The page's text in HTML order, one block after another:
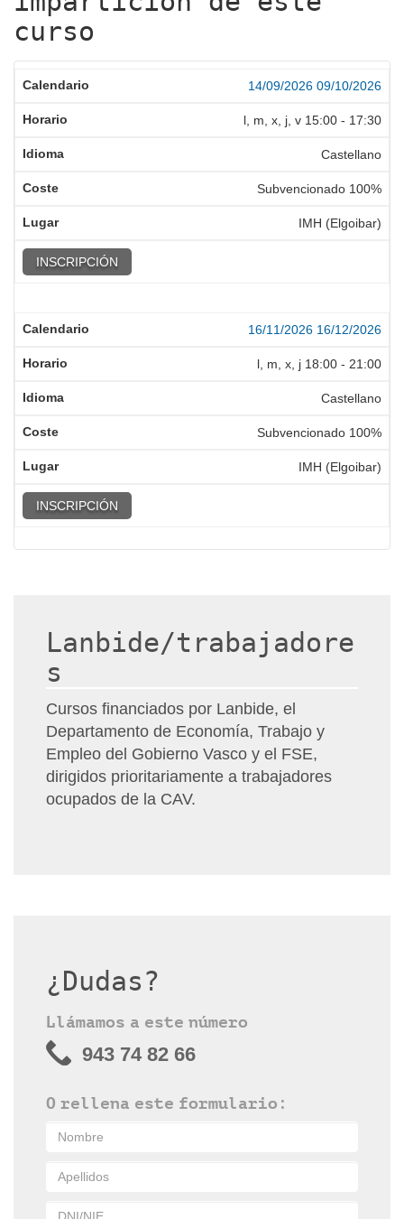
curso
14/09/2026 09/10/2026
l, m, x, j, v 15:00 - 17:30
Castellano
Subvencionado 100%
IMH (Elgoibar)
INSCRIPCIÓN
16/11/2026 16/12/2026
l, m, x, j 18:00 - 21:00
Castellano
Subvencionado 100%
IMH (Elgoibar)
INSCRIPCIÓN
Lanbide/trabajadore
s
Cursos financiados por Lanbide, el
Departamento de Economía, Trabajo y
Empleo del Gobierno Vasco y el FSE,
dirigidos prioritariamente a trabajadores
ocupados de la CAV.
¿Dudas?
Llámamos a este número
943 74 82 66
O rellena este formulario: